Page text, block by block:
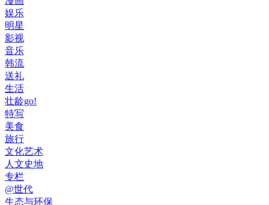
娱乐
明星
影视
音乐
韩流
送礼
生活
壮龄go!
特写
美食
旅行
文化艺术
人文史地
专栏
@世代
生态与环保